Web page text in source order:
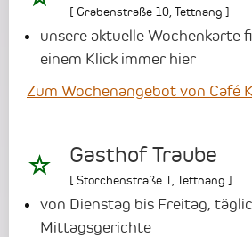
[ Grabenstraße 10 Tettnang ]
unsere aktuelle Wochenkarte
einem Klick immer hier
Zum Wochenangebot von Café
Gasthof Traube
[ Storchenstraße 1 Tettnang ]
von Dienstag bis Freitag,
Mittagsgerichte